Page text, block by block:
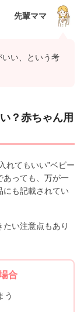
先輩ママ
い、という考
？赤ちゃん用
れてもいい”ベビー
あっても、万が一
にも記載されてい
い注意点もあり
合
う